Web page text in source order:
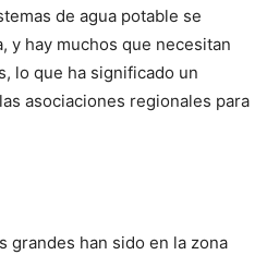
de agua potable se
y hay muchos que necesitan
lo que ha significado un
asociaciones regionales para
grandes han sido en la zona